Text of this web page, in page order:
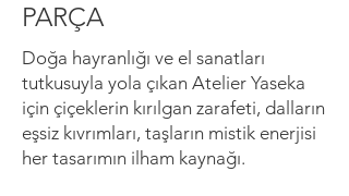
PARÇA
Doğa hayranlığı ve el sanatları
tutkusuyla yola çıkan Atelier Yaseka
için çiçeklerin kırılgan zarafeti, dalların
eşsiz kıvrımları, taşların mistik enerjisi
her tasarımın ilham kaynağı.